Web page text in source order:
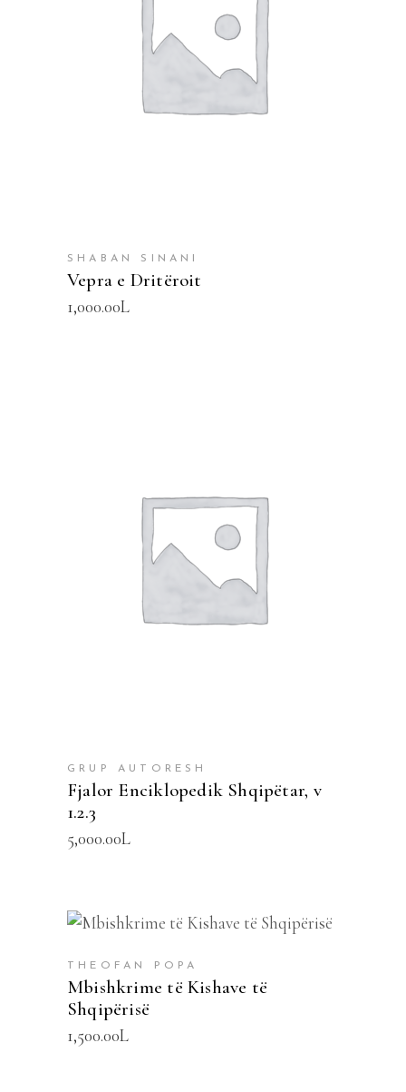
SHTOJE NË SHPORTË
SHABAN SINANI
Vepra e Dritëroit
1,000.00L
SHTOJE NË SHPORTË
GRUP AUTORESH
Fjalor Enciklopedik Shqipëtar, v
1.2.3
5,000.00L
SHTOJE NË SHPORTË
THEOFAN POPA
Mbishkrime të Kishave të
Shqipërisë
1,500.00L